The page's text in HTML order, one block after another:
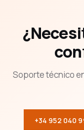
Soporte técnico
+34 952 040